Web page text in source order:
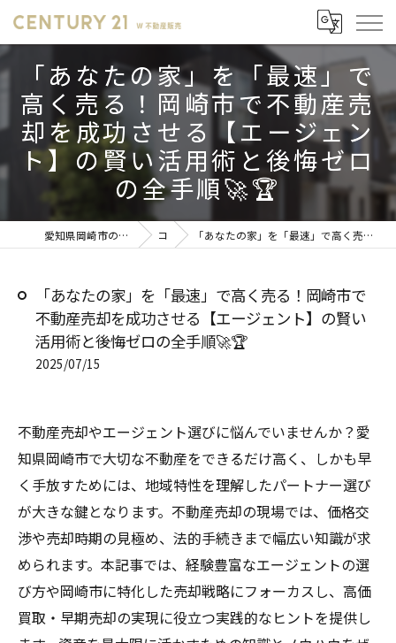
「あなたの家」を「最速」で
高く売る！岡崎市で不動産売
却を成功させる【エージェン
ト】の賢い活用術と後悔ゼロ
の全手順🚀🏆
愛知県岡崎市の不動産売却ならセンチュリー21 W不動産販売 コラム 「あなたの家」を「最速」で高く売る！岡崎市で不動産売却を成功させる【エージェント】の賢い活用術と後悔ゼロの全手順🚀🏆
「あなたの家」を「最速」で高く売る！岡崎市で
不動産売却を成功させる【エージェント】の賢い
活用術と後悔ゼロの全手順🚀🏆
2025/07/15
不動産売却やエージェント選びに悩んでいませんか？愛
知県岡崎市で大切な不動産をできるだけ高く、しかも早
く手放すためには、地域特性を理解したパートナー選び
が大きな鍵となります。不動産売却の現場では、価格交
渉や売却時期の見極め、法的手続きまで幅広い知識が求
められます。本記事では、経験豊富なエージェントの選
び方や岡崎市に特化した売却戦略にフォーカスし、高価
買取・早期売却の実現に役立つ実践的なヒントを提供し